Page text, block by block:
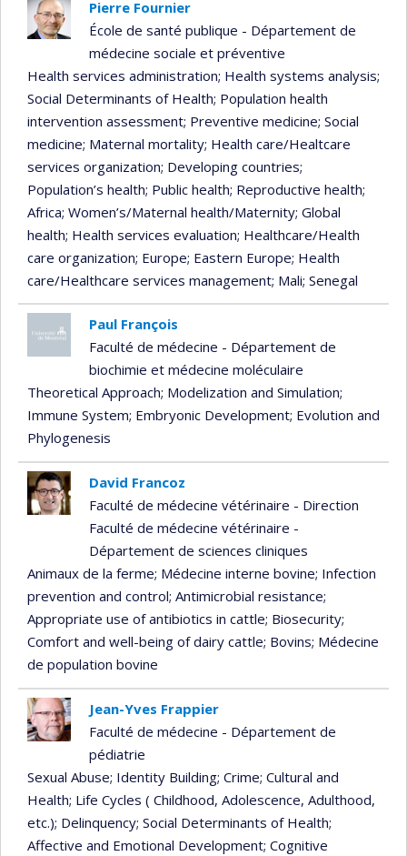
Pierre Fournier
École de santé publique - Département de
médecine sociale et préventive
Health services administration; Health systems analysis;
Social Determinants of Health; Population health
intervention assessment; Preventive medicine; Social
medicine; Maternal mortality; Health care/Healtcare
services organization; Developing countries;
Population’s health; Public health; Reproductive health;
Africa; Women’s/Maternal health/Maternity; Global
health; Health services evaluation; Healthcare/Health
care organization; Europe; Eastern Europe; Health
care/Healthcare services management; Mali; Senegal
Paul François
Faculté de médecine - Département de
biochimie et médecine moléculaire
Theoretical Approach; Modelization and Simulation;
Immune System; Embryonic Development; Evolution and
Phylogenesis
David Francoz
Faculté de médecine vétérinaire - Direction
Faculté de médecine vétérinaire -
Département de sciences cliniques
Animaux de la ferme; Médecine interne bovine; Infection
prevention and control; Antimicrobial resistance;
Appropriate use of antibiotics in cattle; Biosecurity;
Comfort and well-being of dairy cattle; Bovins; Médecine
de population bovine
Jean-Yves Frappier
Faculté de médecine - Département de
pédiatrie
Sexual Abuse; Identity Building; Crime; Cultural and
Health; Life Cycles ( Childhood, Adolescence, Adulthood,
etc.); Delinquency; Social Determinants of Health;
Affective and Emotional Development; Cognitive